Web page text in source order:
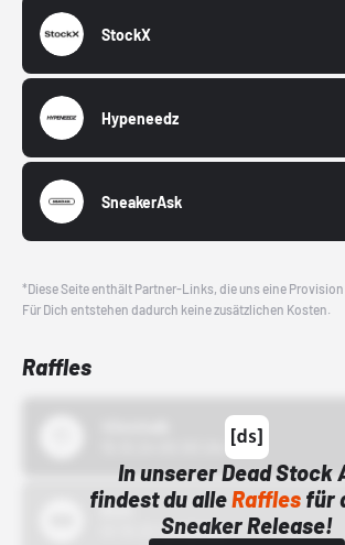
StockX
Hypeneedz
SneakerAsk
*Diese Seite enthält Partner-Links, die uns eine
Für Dich entstehen dadurch keine zusätzlichen Kosten.
Raffles
In unserer Dead Stock
findest du alleRafflesfür
Sneaker Release!
Bstn
01.10.22 00:00 Uhr